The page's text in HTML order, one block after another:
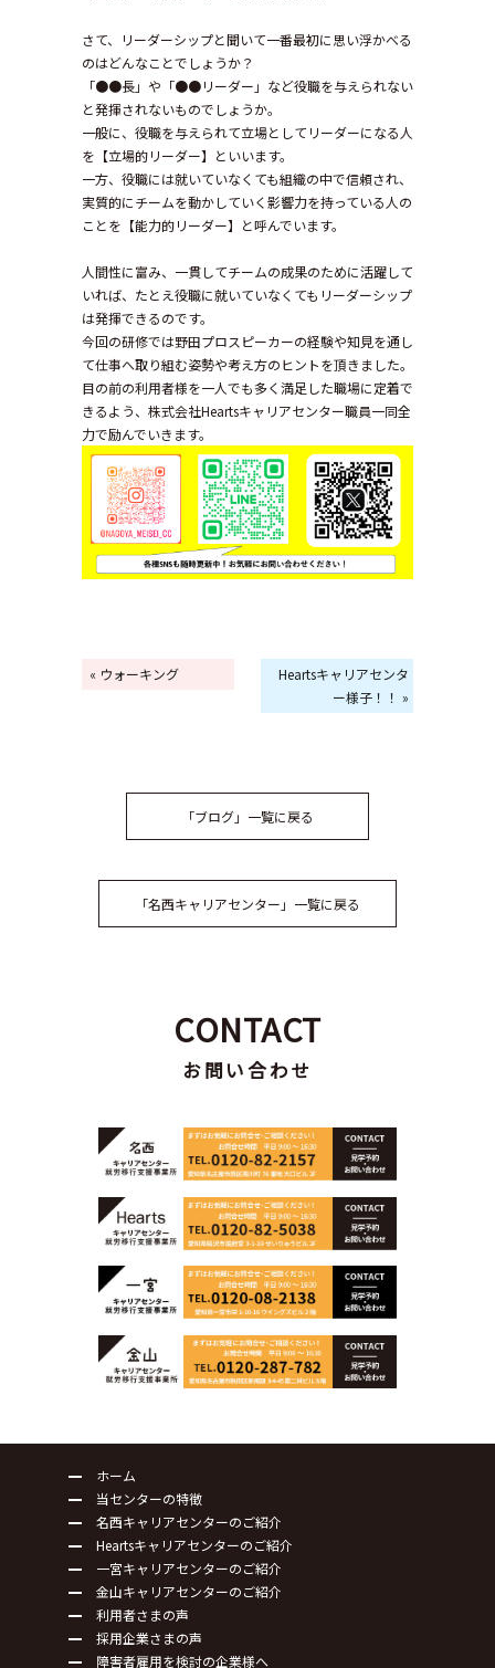
さて、リーダーシップと聞いて一番最初に思い浮かべる
のはどんなことでしょうか？
「●●長」や「●●リーダー」など役職を与えられない
と発揮されないものでしょうか。
一般に、役職を与えられて立場としてリーダーになる人
を【立場的リーダー】といいます。
一方、役職には就いていなくても組織の中で信頼され、
実質的にチームを動かしていく影響力を持っている人の
ことを【能力的リーダー】と呼んでいます。
人間性に富み、一貫してチームの成果のために活躍して
いれば、たとえ役職に就いていなくてもリーダーシップ
は発揮できるのです。
今回の研修では野田プロスピーカーの経験や知見を通し
て仕事へ取り組む姿勢や考え方のヒントを頂きました。
目の前の利用者様を一人でも多く満足した職場に定着で
きるよう、株式会社Heartsキャリアセンター職員一同全
力で励んでいきます。
« ウォーキング
Heartsキャリアセンタ
ー様子！！ »
「ブログ」一覧に戻る
「名西キャリアセンター」一覧に戻る
CONTACT
お問い合わせ
ホーム
当センターの特徴
名西キャリアセンターのご紹介
Heartsキャリアセンターのご紹介
一宮キャリアセンターのご紹介
金山キャリアセンターのご紹介
利用者さまの声
採用企業さまの声
障害者雇用を検討の企業様へ